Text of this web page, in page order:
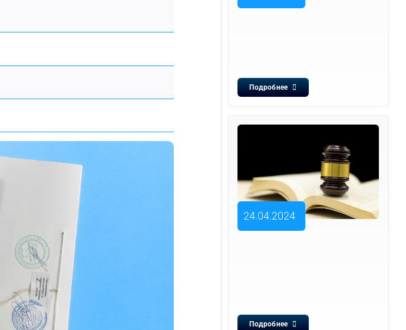
Подробнее
24.04.2024
Подробнее